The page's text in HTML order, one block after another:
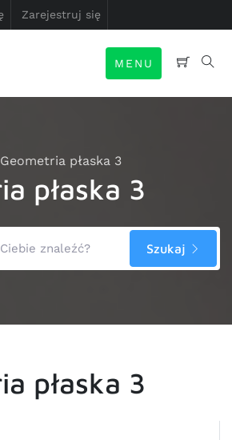
Zarejestruj się
MENU
Geometria płaska 3
płaska 3
Szukaj
płaska 3